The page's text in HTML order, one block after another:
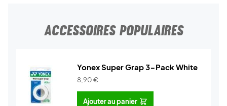
ACCESSOIRES POPULAIRES
Yonex Super Grap 3-Pack White
8,90€
Ajouter au panier